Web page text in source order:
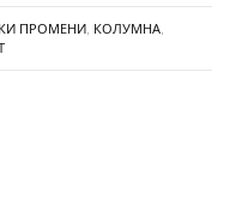
ПРОМЕНИ КОЛУМНА